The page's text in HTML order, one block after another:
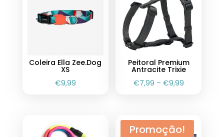
Coleira Ella Zee.Dog
XS
€9,99
Peitoral Premium
Antracite Trixie
€7,99 – €9,99
Promoção!